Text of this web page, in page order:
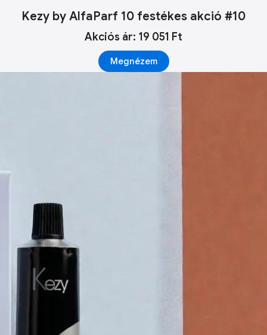
Kezy by AlfaParf 10 festékes akció #10
Akciós ár: 19 051 Ft
Megnézem